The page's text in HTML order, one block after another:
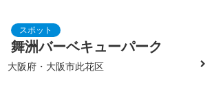
舞洲バーベキューパーク
大阪府・大阪市此花区